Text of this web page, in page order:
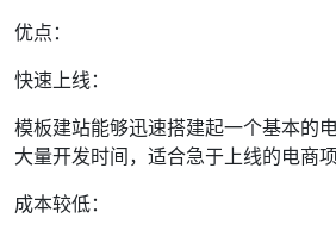
优点：
快速上线：
模板建站能够迅速搭建起一个基本的
大量开发时间，适合急于上线的电商项
成本较低：